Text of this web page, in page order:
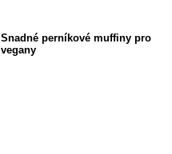
Snadné perníkové muffiny pro
vegany